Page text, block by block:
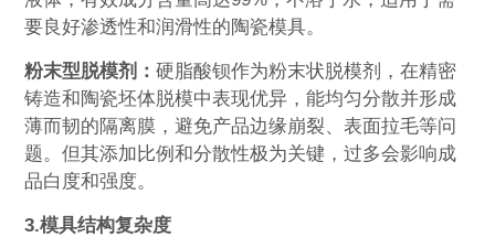
要良好渗透性和润滑性的陶瓷模具。
粉末型脱模剂‌：硬脂酸钡作为粉末状脱模剂，在精密
铸造和陶瓷坯体脱模中表现优异，能均匀分散并形成
薄而韧的隔离膜，避免产品边缘崩裂、表面拉毛等问
题。但其添加比例和分散性极为关键，过多会影响成
品白度和强度。
3.模具结构复杂度‌